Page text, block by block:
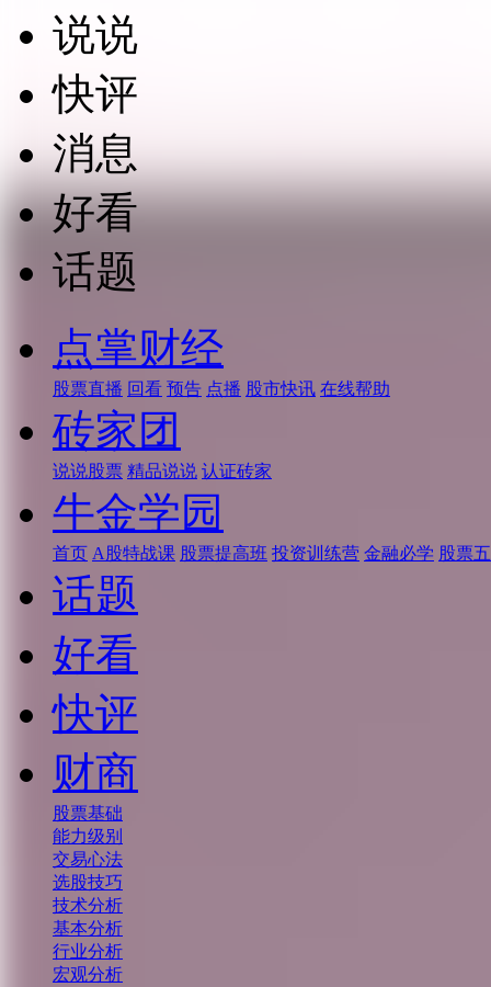
说说
快评
消息
好看
话题
点掌财经
股票直播 回看 预告 点播 股市快讯 在线帮助
砖家团
说说股票 精品说说 认证砖家
牛金学园
首页 A股特战课 股票提高班 投资训练营 金融必学 股票
话题
好看
快评
财商
股票基础
能力级别
交易心法
选股技巧
技术分析
基本分析
行业分析
宏观分析